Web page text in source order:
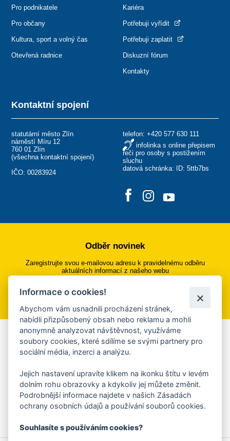
Kontaktní spojení
statutární město Zlín
náměstí Míru 12
760 01 Zlín
(všechna kontaktní spojení)
IČO: 00283924
telefon: +420 577 630 111
infolinka s online přepisem
řeči pro osoby s postižením
sluchu
datová schránka: ID: 5ttb7bs
Pro podnikatele
Pro občany
Kultura, sport a volný čas
Otevřená radnice
Kariéra
Potřebuji vyřídit
Potřebuji zaplatit
Diskuzní fórum
Kontakty
Odběr novinek
Zaregistrujte svou e-mailovou adresu k pravidelnému odběru
aktuálních informací z našeho webu
Přihlásit se k odběru
Aplikace Mobilní rozhlas
Chcete dostávat do svého mobilu či mailu upozornění na
ankety, pozvánky na kulturní a sportovní akce?
Více informací o aplikaci
Informace o cookies!
Abychom vám usnadnili procházení stránek,
nabídli přizpůsobený obsah nebo reklamu a mohli
anonymně analyzovat návštěvnost, využíváme
soubory cookies, které sdílíme se svými partnery pro
sociální média, inzerci a analýzu.
Jejich nastavení upravíte klikem na ikonku štítu v levém
dolním rohu obrazovky a kdykoliv jej můžete změnit.
Podrobnější informace najdete v našich Zásadách
ochrany osobních údajů a používání souborů cookies.
Souhlasíte s používáním cookies?